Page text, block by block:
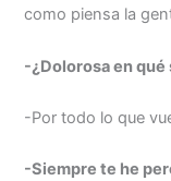
como piensa la
-¿Dolorosa en
-Por todo lo que
-Siempre te he